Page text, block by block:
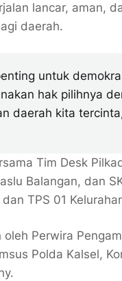
lancar, aman,
daerah.
untuk
hak pilihnya
daerah kita
Tim Desk
Balangan, dan
TPS 01
Perwira
Polda Kalsel,